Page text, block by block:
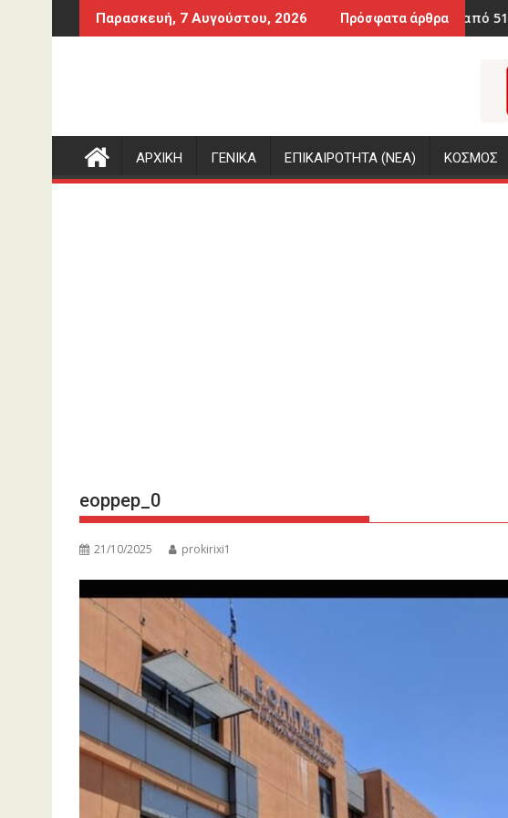
Περάστε
στο
Παρασκευή, 7 Αυγούστου, 2026 Πρόσφατα άρθρα
Πόλεμος στην Ουκρανία: Μαχητές από 51 χώρες στα
ΑΡΧΙΚΗ ΓΕΝΙΚΑ ΕΠΙΚΑΙΡΟΤΗΤΑ (ΝΕΑ) ΚΟΣΜΟΣ
eoppep_0
21/10/2025 prokirixi1